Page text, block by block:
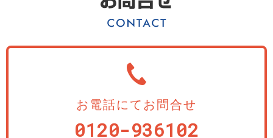
お電話にてお問合せ
0120-936102